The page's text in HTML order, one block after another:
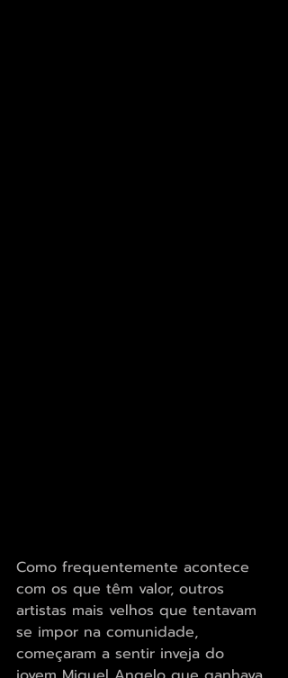
Como frequentemente acontece
com os que têm valor, outros
artistas mais velhos que tentavam
se impor na comunidade,
começaram a sentir inveja do